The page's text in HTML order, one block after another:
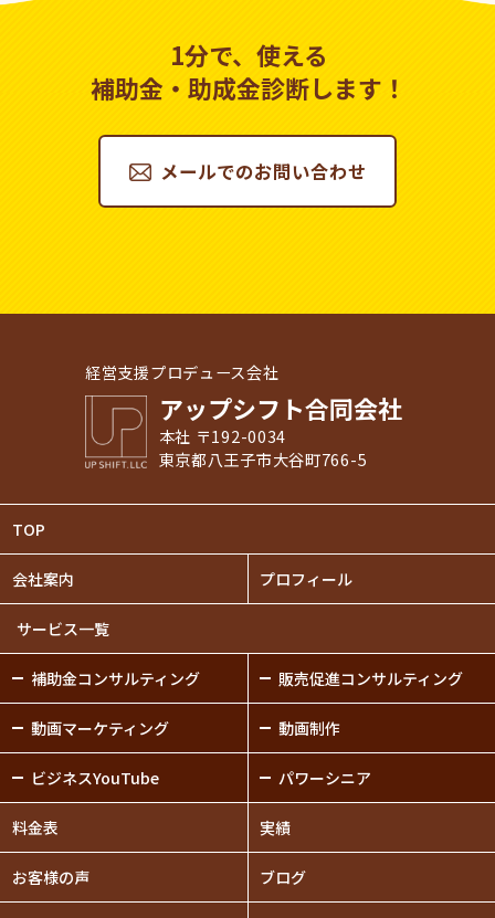
1分で、使える
補助金・助成金診断します！
メールでのお問い合わせ
経営支援プロデュース会社
アップシフト合同会社
本社 〒192-0034
東京都八王子市大谷町766-5
TOP
会社案内 プロフィール
サービス一覧
補助金コンサルティング 販売促進コンサルティング
動画マーケティング 動画制作
ビジネスYouTube パワーシニア
料金表 実績
お客様の声 ブログ